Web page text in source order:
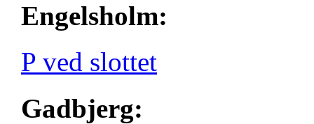
Engelsholm:
P ved slottet
Gadbjerg: